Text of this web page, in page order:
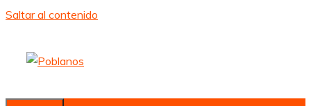
Saltar al contenido